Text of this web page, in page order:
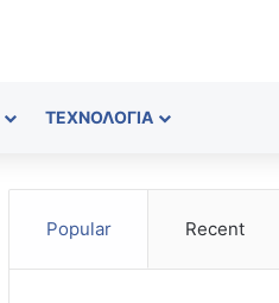
ΤΕΧΝΟΛΟΓΊΑ
Popular Recent